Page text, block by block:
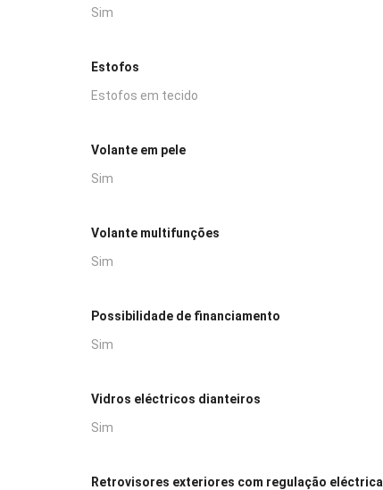
Sim
Estofos
Estofos em tecido
Volante em pele
Sim
Volante multifunções
Sim
Possibilidade de financiamento
Sim
Vidros eléctricos dianteiros
Sim
Retrovisores exteriores com regulação eléctrica